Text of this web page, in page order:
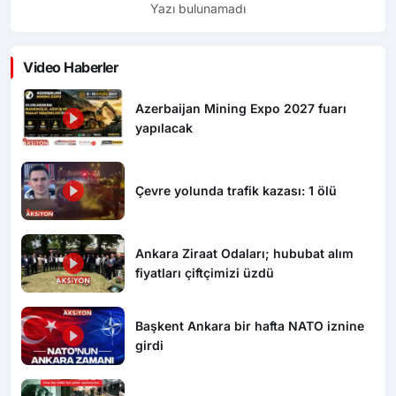
Yazı bulunamadı
Video Haberler
Azerbaijan Mining Expo 2027 fuarı
yapılacak
Çevre yolunda trafik kazası: 1 ölü
Ankara Ziraat Odaları; hububat alım
fiyatları çiftçimizi üzdü
Başkent Ankara bir hafta NATO iznine
girdi